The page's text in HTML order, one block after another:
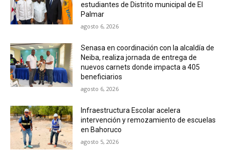
estudiantes de Distrito municipal de El
Palmar
agosto 6, 2026
Senasa en coordinación con la alcaldía de
Neiba, realiza jornada de entrega de
nuevos carnets donde impacta a 405
beneficiarios
agosto 6, 2026
Infraestructura Escolar acelera
intervención y remozamiento de escuelas
en Bahoruco
agosto 5, 2026